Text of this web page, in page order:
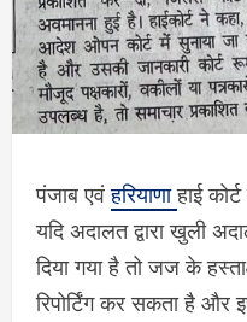
पंजाब एवंहरियाणाहाई
यदि अदालत द्वारा खुली
दिया गया है तो जज के
रिपोर्टिंग कर सकता है और